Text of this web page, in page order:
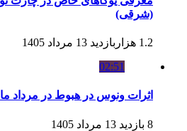
(شرقی)
1.2 هزاربازدید
13 مرداد 1405
02:51
اثرات ونوس در هبوط در مرداد
8 بازدید
13 مرداد 1405